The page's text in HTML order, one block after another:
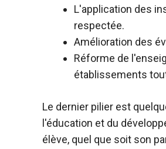
L'application des
respectée.
Amélioration des
Réforme de
établissements
Le dernier pilier est
l'éducation et du
élève, quel que soit son